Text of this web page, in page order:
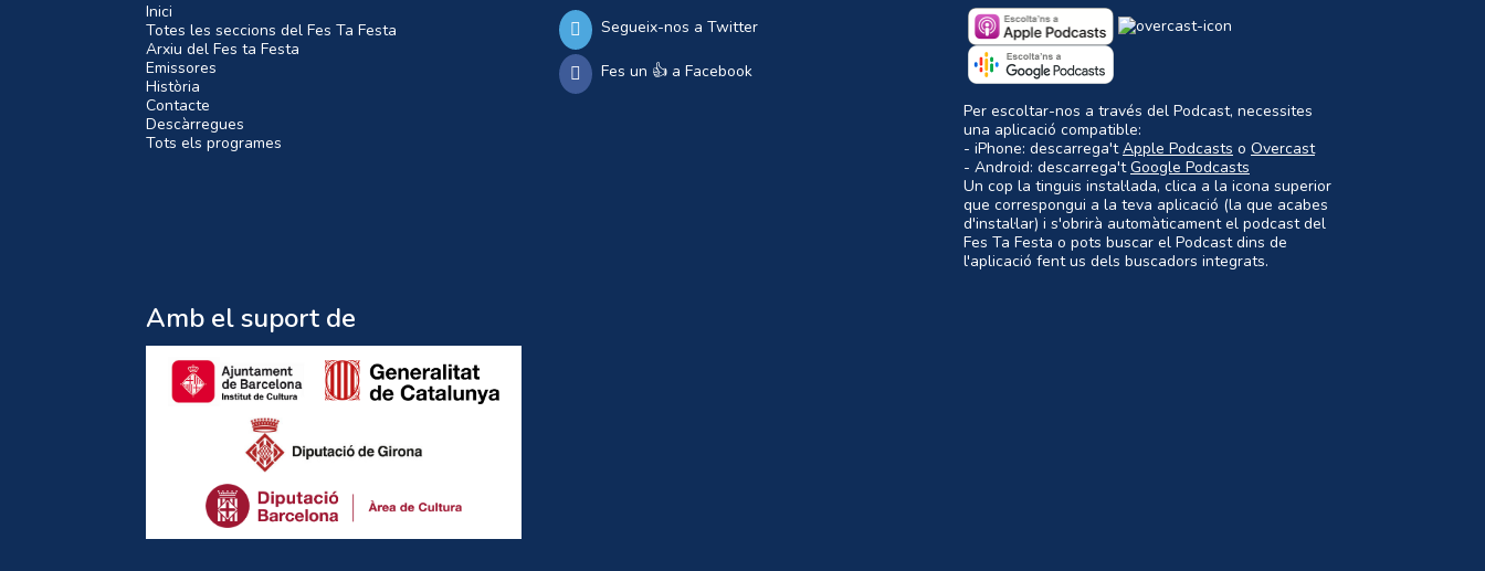
Inici
Totes les seccions del Fes Ta Festa
Arxiu del Fes ta Festa
Emissores
Història
Contacte
Descàrregues
Tots els programes
Segueix-nos a Twitter
Fes un 👍 a Facebook
Per escoltar-nos a través del Podcast, necessites
una aplicació compatible:
- iPhone: descarrega'tApple Podcasts o Overcast
- Android: descarrega'tGoogle Podcasts
Un cop la tinguis instal·lada, clica a la icona superior
que correspongui a la teva aplicació (la que acabes
d'instal·lar) i s'obrirà automàticament el podcast del
Fes Ta Festa o pots buscar el Podcast dins de
l'aplicació fent us dels buscadors integrats.
Amb el suport de